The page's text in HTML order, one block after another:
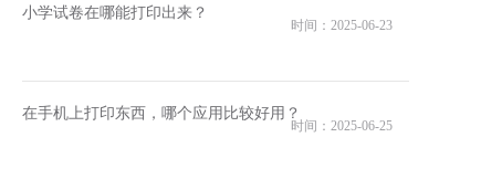
小学试卷在哪能打印出来？
时间：2025-06-23
在手机上打印东西，哪个应用比较好用？
时间：2025-06-25